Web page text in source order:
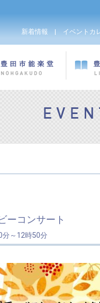
イベントカ
新着情報 |
ーコンサート
～12時50分